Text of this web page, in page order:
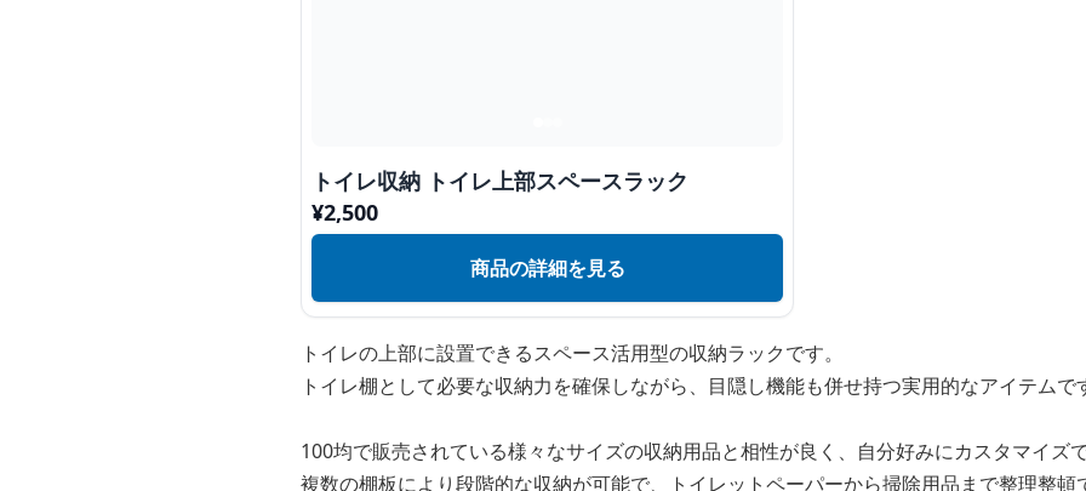
トイレ収納 トイレ上部スペースラック
¥2,500
商品の詳細を見る
トイレの上部に設置できるスペース活用型の収納ラックです。
トイレ棚として必要な収納力を確保しながら、目隠し機能も併せ持つ実用的なアイテムで
100均で販売されている様々なサイズの収納用品と相性が良く、自分好みにカスタマイズ
複数の棚板により段階的な収納が可能で、トイレットペーパーから掃除用品まで整理整頓